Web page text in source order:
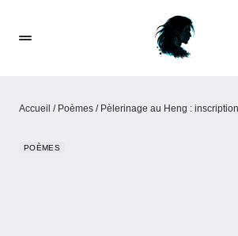
Accueil / Poèmes / Pèlerinage au Heng :
POÈMES